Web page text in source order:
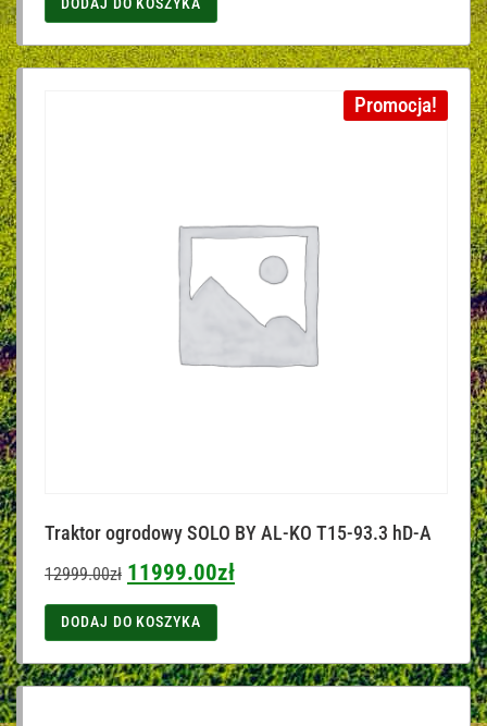
Promocja!
Traktor ogrodowy SOLO BY AL-KO T15-93.3 hD-A
12999.00zł 11999.00zł
DODAJ DO KOSZYKA